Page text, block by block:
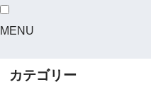
MENU
カテゴリー